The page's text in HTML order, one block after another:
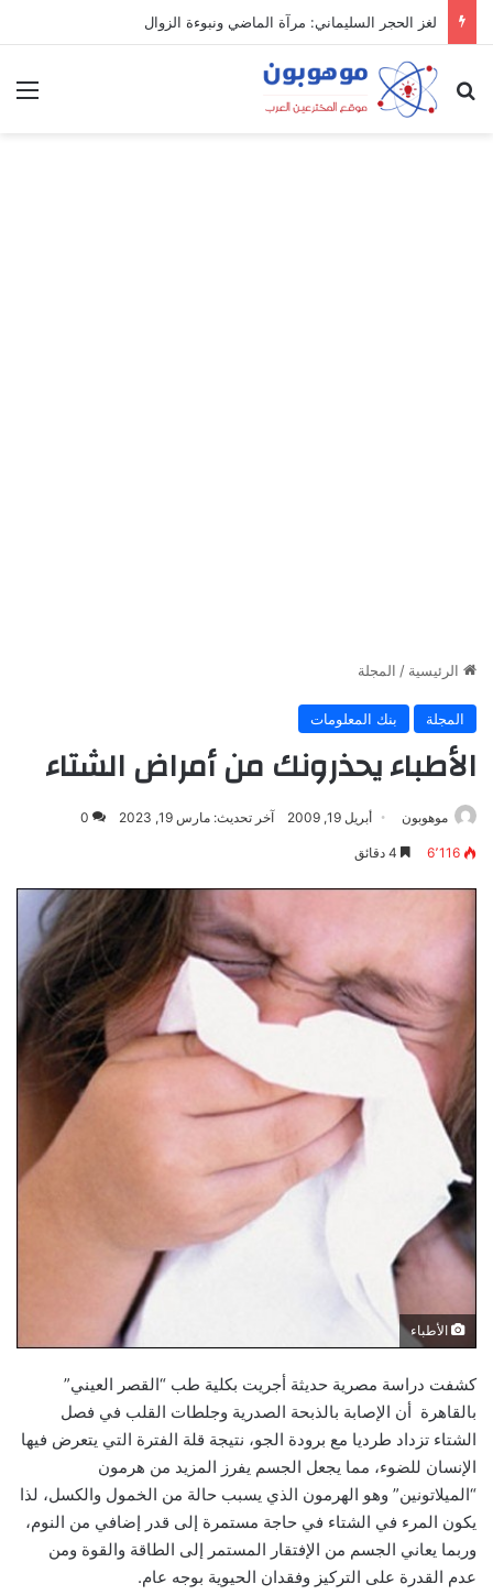
لغز الحجر السليماني: مرآة الماضي ونبوءة الزوال
بحث عن
الرئيسية / المجلة
المجلة بنك المعلومات
الأطباء يحذرونك من أمراض الشتاء
موهوبون أبريل 19, 2009 آخر تحديث: مارس 19, 2023 0
6٬116
الأطباء
كشفت دراسة مصرية حديثة أجريت بكلية طب “القصر العيني”
بالقاهرة أن الإصابة بالذبحة الصدرية وجلطات القلب في فصل
الشتاء تزداد طرديا مع برودة الجو، نتيجة قلة الفترة التي يتعرض فيها
الإنسان للضوء، مما يجعل الجسم يفرز المزيد من هرمون
“الميلاتونين” وهو الهرمون الذي يسبب حالة من الخمول والكسل، لذا
يكون المرء في الشتاء في حاجة مستمرة إلى قدر إضافي من النوم،
وربما يعاني الجسم من الإفتقار المستمر إلى الطاقة والقوة ومن
عدم القدرة على التركيز وفقدان الحيوية بوجه عام.